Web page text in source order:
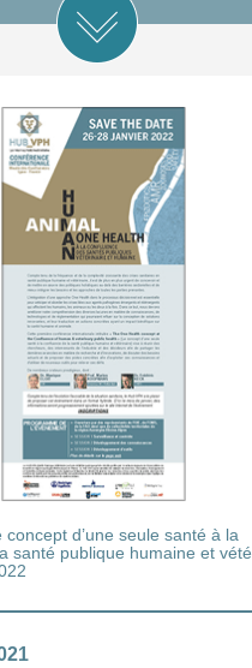
d’une seule santé à la
santé publique humaine et